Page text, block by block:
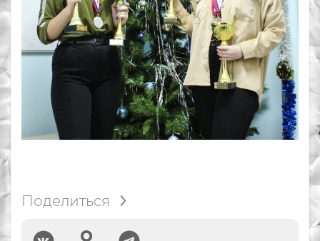
Поделиться